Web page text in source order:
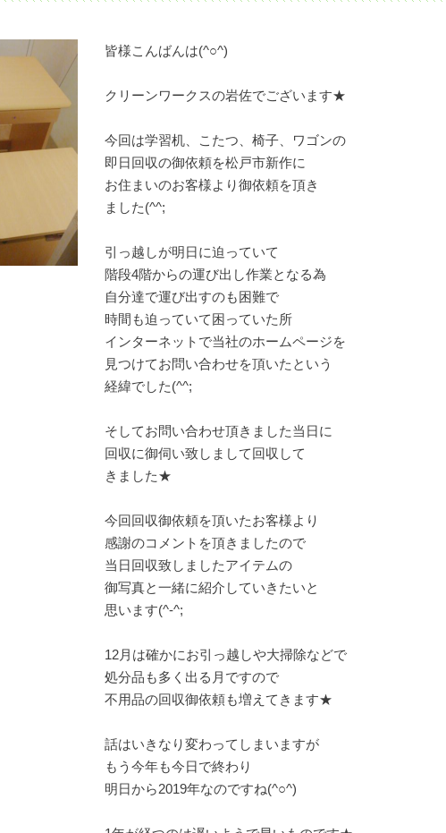
皆様こんばんは(^○^)
クリーンワークスの岩佐でございます★
今回は学習机、こたつ、椅子、ワゴンの
即日回収の御依頼を松戸市新作に
お住まいのお客様より御依頼を頂き
ました(^^;
引っ越しが明日に迫っていて
階段4階からの運び出し作業となる為
自分達で運び出すのも困難で
時間も迫っていて困っていた所
インターネットで当社のホームページを
見つけてお問い合わせを頂いたという
経緯でした(^^;
そしてお問い合わせ頂きました当日に
回収に御伺い致しまして回収して
きました★
今回回収御依頼を頂いたお客様より
感謝のコメントを頂きましたので
当日回収致しましたアイテムの
御写真と一緒に紹介していきたいと
思います(^-^;
12月は確かにお引っ越しや大掃除などで
処分品も多く出る月ですので
不用品の回収御依頼も増えてきます★
話はいきなり変わってしまいますが
もう今年も今日で終わり
明日から2019年なのですね(^○^)